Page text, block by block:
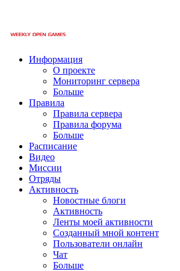
Информация
О проекте
Мониторинг сервера
Больше
Правила
Правила сервера
Правила форума
Больше
Расписание
Видео
Миссии
Отряды
Активность
Новостные блоги
Активность
Ленты моей активности
Созданный мной контент
Пользователи онлайн
Чат
Больше